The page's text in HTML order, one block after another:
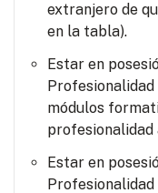
extranjero de
en la tabla).
Estar en
módulos
profesionalidad
Estar en